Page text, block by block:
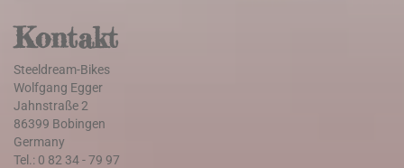
Kontakt
Steeldream-Bikes
Wolfgang Egger
Jahnstraße 2
86399 Bobingen
Germany
Tel.: 0 82 34 - 79 97